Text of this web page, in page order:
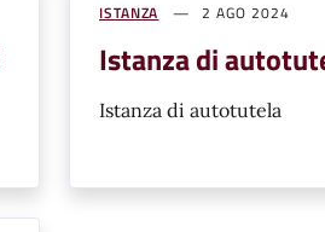
ISTANZA 2 AGO 2024
Istanza di
Istanza di autotutela